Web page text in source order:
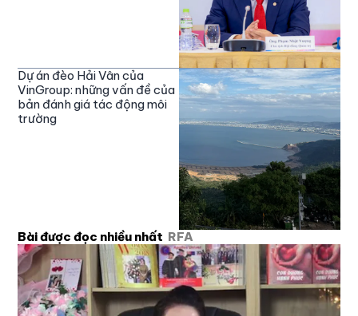
Dự án đèo Hải Vân của
VinGroup: những vấn đề của
bản đánh giá tác động môi
trường
Bài được đọc nhiều nhất RFA